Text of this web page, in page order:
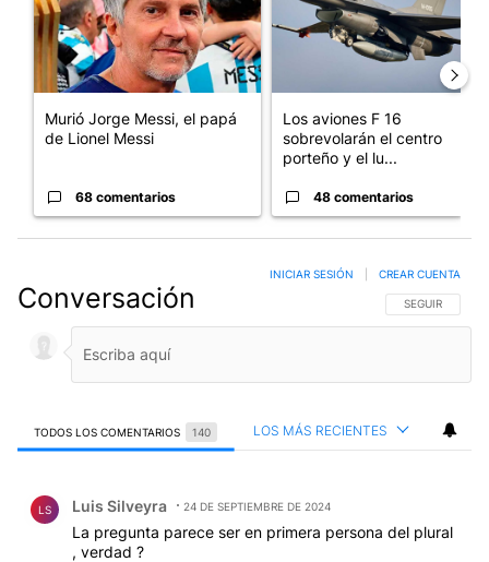
Murió Jorge Messi, el papá
de Lionel Messi
68 comentarios
Los aviones F 16
sobrevolarán el centro
porteño y el lu...
48 comentarios
Conversación SIGA ESTA
SEGUIR
INICIAR SESIÓN CREAR CUENTA
TODOS LOS COMENTARIOS 140 LOS MÁS RECIENTES
LS Luis Silveyra 24 DE SEPTIEMBRE DE 2024
La pregunta parece ser en primera persona del plural
, verdad ?